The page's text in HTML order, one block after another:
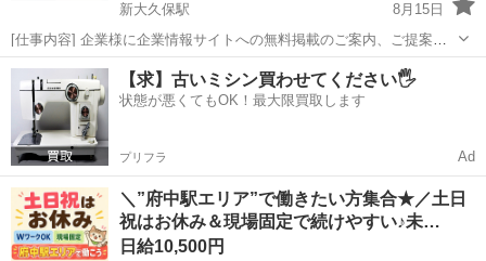
新大久保駅
8月15日
[仕事内容] 企業様に企業情報サイトへの無料掲載のご案内、ご提案を
していただきます。 無料掲載なのでほとんどの企業様が希望されま
す。 通信事業者のユーザー様なので登録情報の確認だけしてPCに入力
すればOKです。 ...
東京 新宿区 新大久保駅 その他 スタッフ
【求】古いミシン買わせてください🖐️
状態が悪くてもOK！最大限買取します
プリフラ Ad
＼”府中駅エリア”で働きたい方集合★／土日
祝はお休み＆現場固定で続けやすい♪未…
日給10,500円